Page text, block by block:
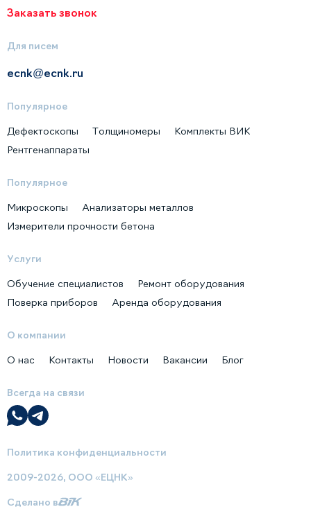
Заказать звонок
Для писем
ecnk@ecnk.ru
Популярное
Дефектоскопы Толщиномеры
Комплекты ВИК
Рентгенаппараты
Популярное
Микроскопы
Анализаторы металлов
Измерители прочности бетона
Услуги
Обучение специалистов
Ремонт оборудования
Поверка приборов
Аренда оборудования
О компании
О нас Контакты Новости Вакансии Блог
Всегда на связи
Политика конфиденциальности
2009-2026, ООО «ЕЦНК»
Сделано в